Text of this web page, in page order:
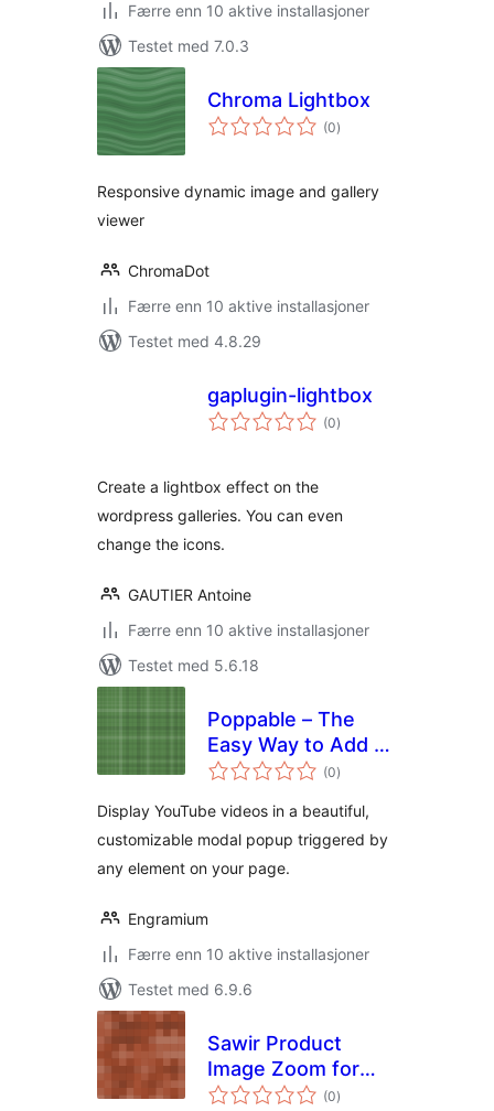
Færre enn 10 aktive installasjoner
Testet med 7.0.3
Chroma Lightbox
(0totale
vurderinger
)
Responsive dynamic image and gallery
viewer
ChromaDot
Færre enn 10 aktive installasjoner
Testet med 4.8.29
gaplugin-lightbox
(0totale
vurderinger
)
Create a lightbox effect on the
wordpress galleries. You can even
change the icons.
GAUTIER Antoine
Færre enn 10 aktive installasjoner
Testet med 5.6.18
Poppable – The
Easy Way to Add a
Video Modal(0totale
vurderinger
)
Display YouTube videos in a beautiful,
customizable modal popup triggered by
any element on your page.
Engramium
Færre enn 10 aktive installasjoner
Testet med 6.9.6
Sawir Product
Image Zoom for
WooCommerce
(0totale
vurderinger
)